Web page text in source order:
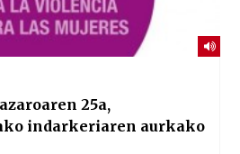
25a,
indarkeriaren aurkako